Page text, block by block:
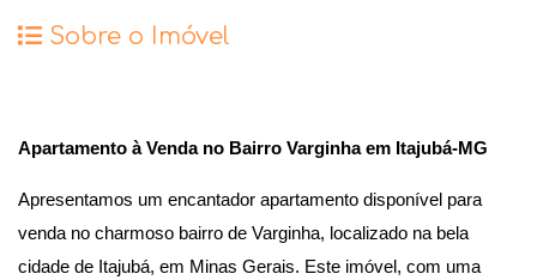
Sobre o Imóvel
Apartamento à Venda no Bairro Varginha em Itajubá-MG
Apresentamos um encantador apartamento disponível para
venda no charmoso bairro de Varginha, localizado na bela
cidade de Itajubá, em Minas Gerais. Este imóvel, com uma